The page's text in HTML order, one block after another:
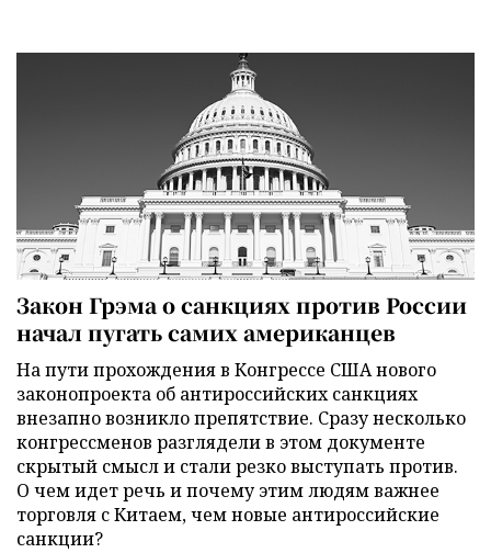
Закон Грэма о санкциях против России
начал пугать самих американцев
На пути прохождения в Конгрессе США нового
законопроекта об антироссийских санкциях
внезапно возникло препятствие. Сразу несколько
конгрессменов разглядели в этом документе
скрытый смысл и стали резко выступать против.
О чем идет речь и почему этим людям важнее
торговля с Китаем, чем новые антироссийские
санкции?